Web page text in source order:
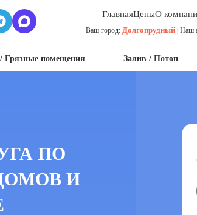
ГлавнаяЦеныО
Ваш город: Долгопрудный | Наш
Грязные помещения Залив / Потоп
ПО
И